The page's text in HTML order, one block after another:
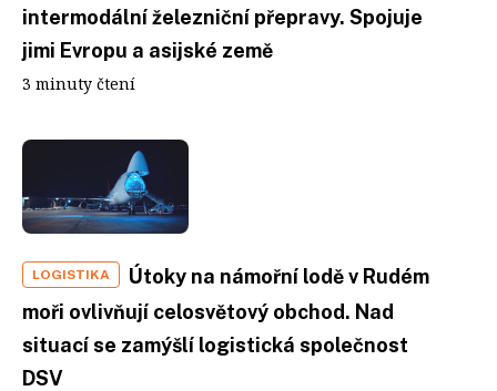
intermodální železniční přepravy. Spojuje
jimi Evropu a asijské země
3 minuty čtení
LOGISTIKA
Útoky na námořní lodě v Rudém
moři ovlivňují celosvětový obchod. Nad
situací se zamýšlí logistická společnost
DSV